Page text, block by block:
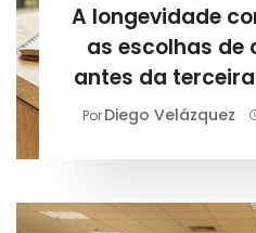
A longevidade
as escolhas de
antes da
Lirius
PorDiego Velázquez